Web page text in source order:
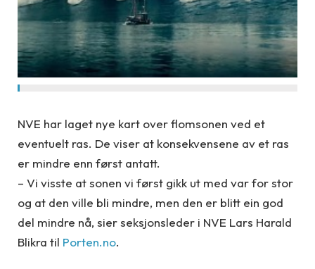
NVE har laget nye kart over flomsonen ved et
eventuelt ras. De viser at konsekvensene av et ras
er mindre enn først antatt.
– Vi visste at sonen vi først gikk ut med var for stor
og at den ville bli mindre, men den er blitt ein god
del mindre nå, sier seksjonsleder i NVE Lars Harald
Blikra til Porten.no.